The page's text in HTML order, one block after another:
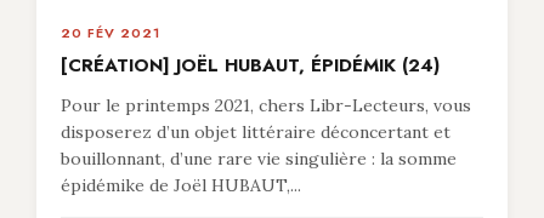
20 FÉV 2021
[CRÉATION] JOËL HUBAUT, ÉPIDÉMIK (24)
Pour le printemps 2021, chers Libr-Lecteurs, vous
disposerez d’un objet littéraire déconcertant et
bouillonnant, d’une rare vie singulière : la somme
épidémike de Joël HUBAUT,...